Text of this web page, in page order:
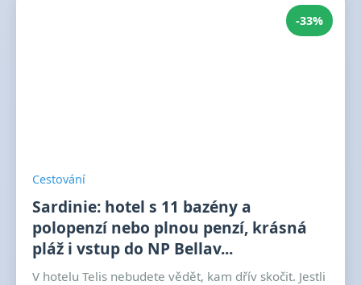
-33%
Cestování
Sardinie: hotel s 11 bazény a
polopenzí nebo plnou penzí, krásná
pláž i vstup do NP Bellav...
V hotelu Telis nebudete vědět, kam dřív skočit. Jestli